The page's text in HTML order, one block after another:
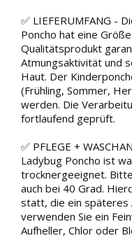
✅ LIEFERUMFANG -
Poncho hat eine
Qualitätsprodukt
Atmungsaktivität und
Haut. Der
(Frühling, Sommer,
werden. Die
fortlaufend geprüft.
✅ PFLEGE +
Ladybug Poncho ist
trocknergeeignet.
auch bei 40 Grad.
statt, die ein späteres
verwenden Sie ein
Aufheller, Chlor oder